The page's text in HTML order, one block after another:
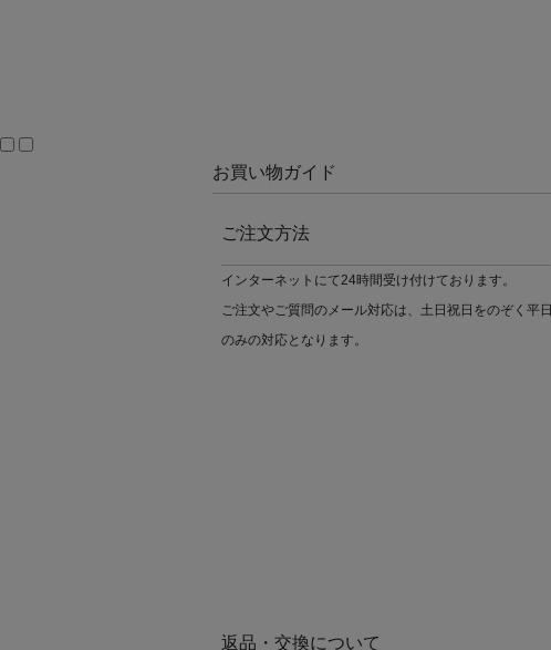
お買い物ガイド
ご注文方法
インターネットにて24時間受け付けております。
ご注文やご質問のメール対応は、土日祝日をのぞく平日
のみの対応となります。
返品・交換について